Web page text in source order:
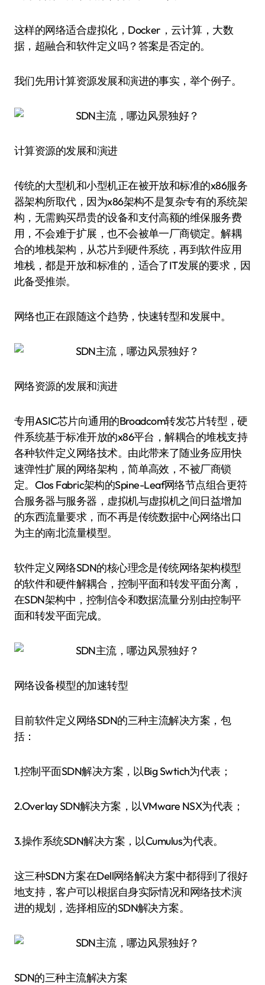
这样的网络适合虚拟化，Docker，云计算，大数
据，超融合和软件定义吗？答案是否定的。
我们先用计算资源发展和演进的事实，举个例子。
计算资源的发展和演进
传统的大型机和小型机正在被开放和标准的x86服务
器架构所取代，因为x86架构不是复杂专有的系统架
构，无需购买昂贵的设备和支付高额的维保服务费
用，不会难于扩展，也不会被单一厂商锁定。解耦
合的堆栈架构，从芯片到硬件系统，再到软件应用
堆栈，都是开放和标准的，适合了IT发展的要求，因
此备受推崇。
网络也正在跟随这个趋势，快速转型和发展中。
网络资源的发展和演进
专用ASIC芯片向通用的Broadcom转发芯片转型，硬
件系统基于标准开放的x86平台，解耦合的堆栈支持
各种软件定义网络技术。由此带来了随业务应用快
速弹性扩展的网络架构，简单高效，不被厂商锁
定。Clos Fabric架构的Spine-Leaf网络节点组合更符
合服务器与服务器，虚拟机与虚拟机之间日益增加
的东西流量要求，而不再是传统数据中心网络出口
为主的南北流量模型。
软件定义网络SDN的核心理念是传统网络架构模型
的软件和硬件解耦合，控制平面和转发平面分离，
在SDN架构中，控制信令和数据流量分别由控制平
面和转发平面完成。
网络设备模型的加速转型
目前软件定义网络SDN的三种主流解决方案，包
括：
1.控制平面SDN解决方案，以Big Swtich为代表；
2.Overlay SDN解决方案，以VMware NSX为代表；
3.操作系统SDN解决方案，以Cumulus为代表。
这三种SDN方案在Dell网络解决方案中都得到了很好
地支持，客户可以根据自身实际情况和网络技术演
进的规划，选择相应的SDN解决方案。
SDN的三种主流解决方案